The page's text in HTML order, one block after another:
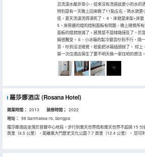
且洗澡水壓非常小，從來沒有洗過這麼小的水的
特別是有一天晚上回來晚了11點左右，熱水就
低，夏天洗澡洗得凍死了。 4、床就是床架+床
5、床旁邊的燈的控制面板有問題，晚上睡覺所
面板的燈就熄滅了，感覺是不是線路接反了。於
睛很難受。 6、小冰箱的製冷聲音吵到不行。隔
音，吵到沒法睡覺，衹能把冰箱插頭拔了。 綜
第一次住酒店萌生了要不明天換一家住吧的想法
羅莎娜酒店(Rosana Hotel)
開業時間： 2013 装修時間； 2022
地址：
98 Samhaksa-ro, Songpa
羅莎娜酒店坐落於首爾中心地段，步行到樂天世界塔和樂天世界不超過 15
英里（4.5 公里），距離東大門歷史文化公園 7.7 英里（12.4 公里）。 您可
施。 您可以到Rosana Buffet享用一頓美餐，或者去酒店的咖啡館吃些點心
週五 07:00 至 09:30，週末 07:30 至 10:00。 特色服務/設施包括電腦站點